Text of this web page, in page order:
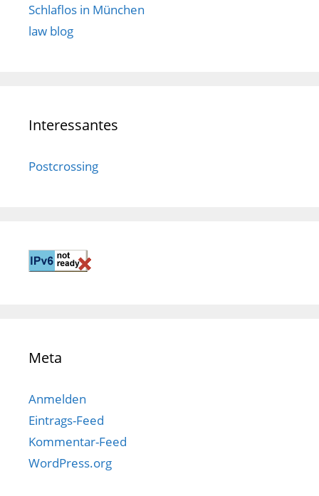
Schlaflos in München
law blog
Interessantes
Postcrossing
Meta
Anmelden
Eintrags-Feed
Kommentar-Feed
WordPress.org